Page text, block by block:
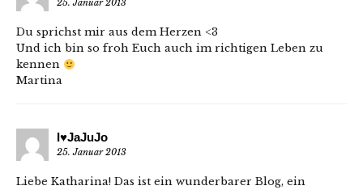
25. Januar 2013
Du sprichst mir aus dem Herzen <3
Und ich bin so froh Euch auch im richtigen Leben zu
kennen
Martina
I♥JaJuJo
25. Januar 2013
Liebe Katharina! Das ist ein wunderbarer Blog, ein